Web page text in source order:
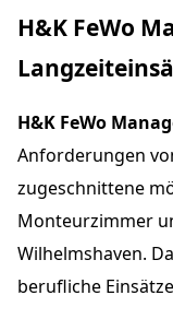
H&K FeWo
H&K FeWo
Anforderungen
zugeschnittene
Monteurzimmer
Wilhelmshaven.
berufliche